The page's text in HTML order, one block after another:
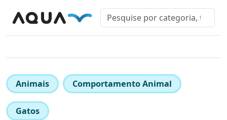
Animais Comportamento Animal
Gatos